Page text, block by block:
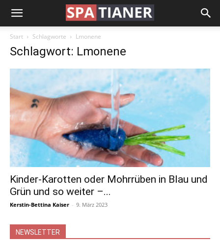
Start Schlagworte Lmonene
Schlagwort: Lmonene
Kinder-Karotten oder Mohrrüben in Blau und
Grün und so weiter –...
Kerstin-Bettina Kaiser - 9. März 2023
NEWSLETTER